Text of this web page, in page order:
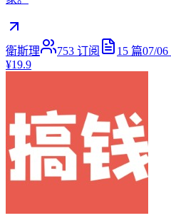
衛斯理 753 订阅 15 篇07/06
¥19.9